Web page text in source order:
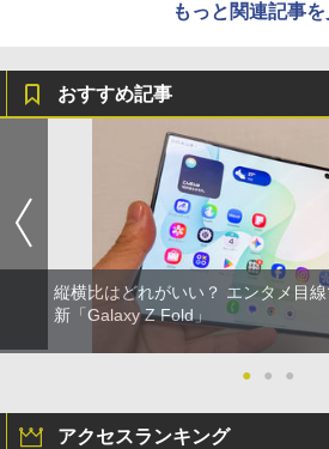
もっと関連記事を
おすすめ記事
縦横比はどれがいい？ エンタメ目
新「Galaxy Z Fold」
● ● ●
アクセスランキング